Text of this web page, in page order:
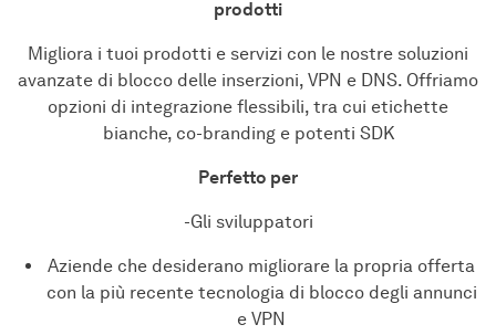
prodotti
Migliora i tuoi prodotti e servizi con le nostre soluzioni
avanzate di blocco delle inserzioni, VPN e DNS. Offriamo
opzioni di integrazione flessibili, tra cui etichette
bianche, co-branding e potenti SDK
Perfetto per
-Gli sviluppatori
Aziende che desiderano migliorare la propria offerta
con la più recente tecnologia di blocco degli annunci
e VPN